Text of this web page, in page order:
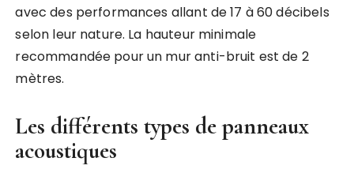
avec des performances allant de 17 à 60 décibels
selon leur nature. La hauteur minimale
recommandée pour un mur anti-bruit est de 2
mètres.
Les différents types de panneaux
acoustiques